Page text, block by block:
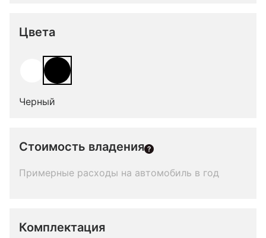
Цвета
Черный
Стоимость владения
Примерные расходы на автомобиль в год
Комплектация